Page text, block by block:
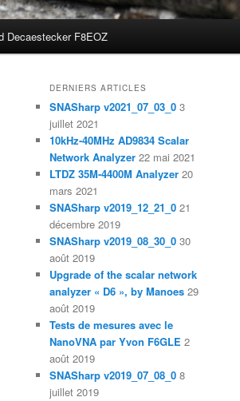
Decaestecker F8EOZ
DERNIERS ARTICLES
SNASharp v2021_07_03_0 3
juillet 2021
10kHz-40MHz AD9834 Scalar
Network Analyzer 22 mai 2021
LTDZ 35M-4400M Analyzer 20
mars 2021
SNASharp v2019_12_21_0 21
décembre 2019
SNASharp v2019_08_30_0 30
août 2019
Upgrade of the scalar network
analyzer « D6 », by Manoes 29
août 2019
Tests de mesures avec le
NanoVNA par Yvon F6GLE 2
août 2019
SNASharp v2019_07_08_0 8
juillet 2019